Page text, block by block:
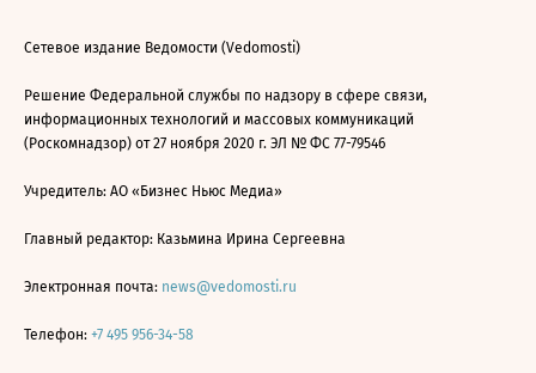
Сетевое издание Ведомости (Vedomosti)
Решение Федеральной службы по надзору в сфере связи,
информационных технологий и массовых коммуникаций
(Роскомнадзор) от 27 ноября 2020 г. ЭЛ № ФС 77-79546
Учредитель: АО «Бизнес Ньюс Медиа»
Главный редактор: Казьмина Ирина Сергеевна
Электронная почта: news@vedomosti.ru
Телефон: +7 495 956-34-58